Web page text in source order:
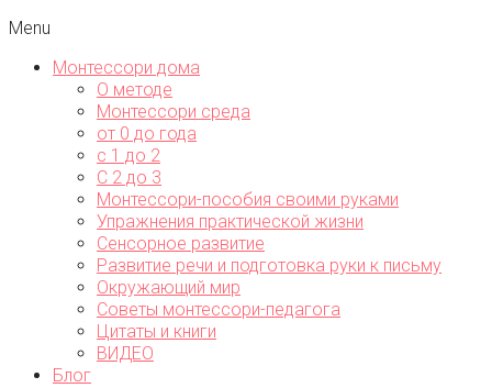
Menu
Монтессори дома
О методе
Монтессори среда
от 0 до года
с 1 до 2
С 2 до 3
Монтессори-пособия своими руками
Упражнения практической жизни
Сенсорное развитие
Развитие речи и подготовка руки к письму
Окружающий мир
Советы монтессори-педагога
Цитаты и книги
ВИДЕО
Блог